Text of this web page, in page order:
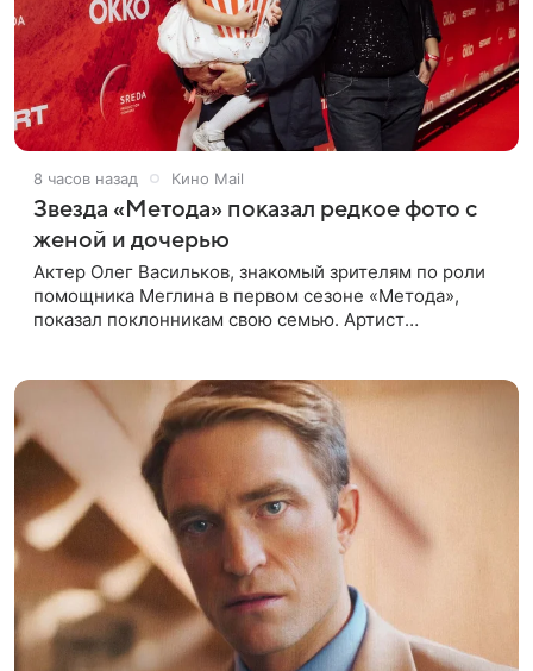
8 часов назад Кино Mail
Звезда «Метода» показал редкое фото с
женой и дочерью
Актер Олег Васильков, знакомый зрителям по роли
помощника Меглина в первом сезоне «Метода»,
показал поклонникам свою семью. Артист